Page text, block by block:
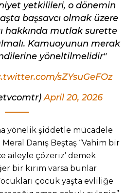
yetkilileri, o dönemin
başsavcı olmak üzere
hakkında mutlak surette
Kamuoyunun merak
yöneltilmelidir"
sZYsuGeFOz
April 20, 2026
yönelik şiddetle mücadele
Meral Danış Beştaş “Vahim bir
aileyle çözeriz’ demek
bir kırım varsa bunlar
çocuk yaşta evliliğe